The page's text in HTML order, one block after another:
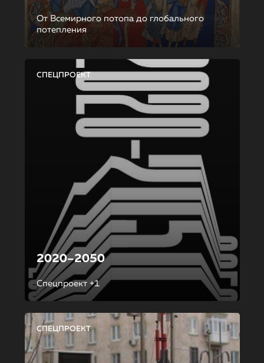
От Всемирного потопа до глобального
потепления
СПЕЦПРОЕКТ
2020–2050
Спецпроект +1
СПЕЦПРОЕКТ